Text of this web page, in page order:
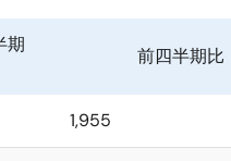
期
前四半期比
1,955